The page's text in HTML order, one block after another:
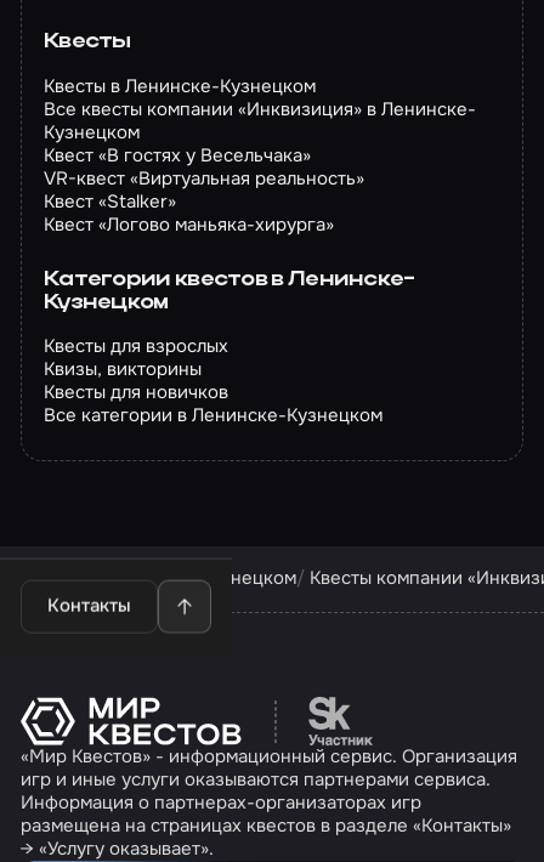
Квесты
Квесты в Ленинске-Кузнецком
Все квесты компании «Инквизиция» в Ленинске-
Кузнецком
Квест «В гостях у Весельчака»
VR-квест «Виртуальная реальность»
Квест «Stalker»
Квест «Логово маньяка-хирурга»
Категории квестов в Ленинске-
Кузнецком
Квесты для взрослых
Квизы, викторины
Квесты для новичков
Все категории в Ленинске-Кузнецком
Контакты
Квесты в Ленинске-Кузнецком Квесты компании
Перейти на сайт
«Мир Квестов» - информационный сервис. Организация
игр и иные услуги оказываются партнерами сервиса.
Информация о партнерах-организаторах игр
размещена на страницах квестов в разделе «Контакты»
→ «Услугу оказывает».